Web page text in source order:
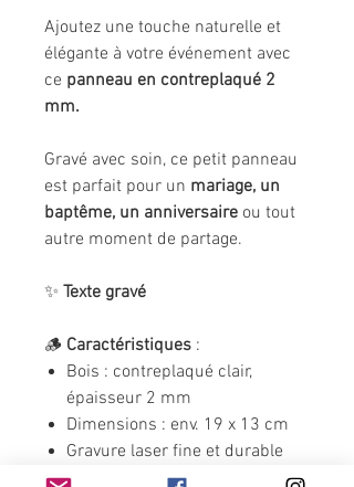
Ajoutez une touche naturelle et
élégante à votre événement avec
ce panneau en contreplaqué 2
mm.
Gravé avec soin, ce petit panneau
est parfait pour un mariage, un
baptême, un anniversaire ou tout
autre moment de partage.
✨ Texte gravé
🪵 Caractéristiques :
Bois : contreplaqué clair,
épaisseur 2 mm
Dimensions : env. 19 x 13 cm
Gravure laser fine et durable